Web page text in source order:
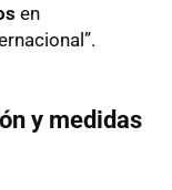
en
y medidas